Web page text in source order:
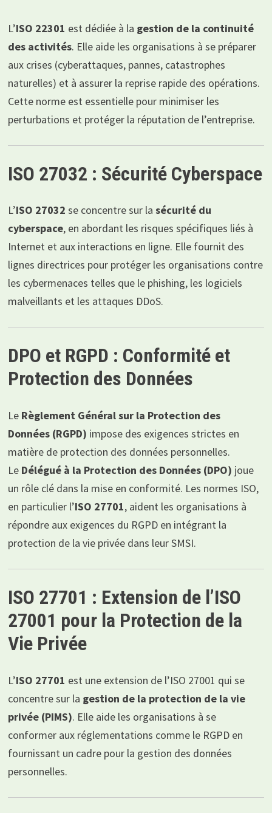
L’ISO 22301 est dédiée à la gestion de la continuité
des activités. Elle aide les organisations à se préparer
aux crises (cyberattaques, pannes, catastrophes
naturelles) et à assurer la reprise rapide des opérations.
Cette norme est essentielle pour minimiser les
perturbations et protéger la réputation de l’entreprise.
ISO 27032 : Sécurité Cyberspace
L’ISO 27032 se concentre sur la sécurité du
cyberspace, en abordant les risques spécifiques liés à
Internet et aux interactions en ligne. Elle fournit des
lignes directrices pour protéger les organisations contre
les cybermenaces telles que le phishing, les logiciels
malveillants et les attaques DDoS.
DPO et RGPD : Conformité et
Protection des Données
Le Règlement Général sur la Protection des
Données (RGPD) impose des exigences strictes en
matière de protection des données personnelles.
Le Délégué à la Protection des Données (DPO) joue
un rôle clé dans la mise en conformité. Les normes ISO,
en particulier l’ISO 27701, aident les organisations à
répondre aux exigences du RGPD en intégrant la
protection de la vie privée dans leur SMSI.
ISO 27701 : Extension de l’ISO
27001 pour la Protection de la
Vie Privée
L’ISO 27701 est une extension de l’ISO 27001 qui se
concentre sur la gestion de la protection de la vie
privée (PIMS). Elle aide les organisations à se
conformer aux réglementations comme le RGPD en
fournissant un cadre pour la gestion des données
personnelles.